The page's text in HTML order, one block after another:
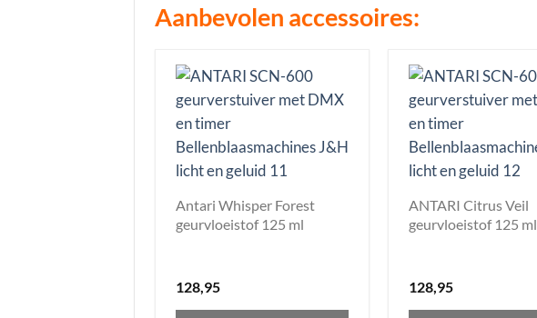
Aanbevolen accessoires:
Antari Whisper Forest
geurvloeistof 125 ml
128,95
ANTARI Citrus Veil
geurvloeistof 125 ml
128,95